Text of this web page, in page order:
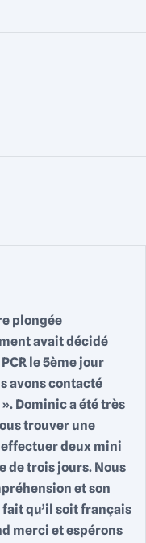
plongée
avait décidé
le 5ème jour
avons contacté
Dominic a été très
trouver une
deux mini
de trois jours. Nous
et son
qu’il soit français
merci et espérons